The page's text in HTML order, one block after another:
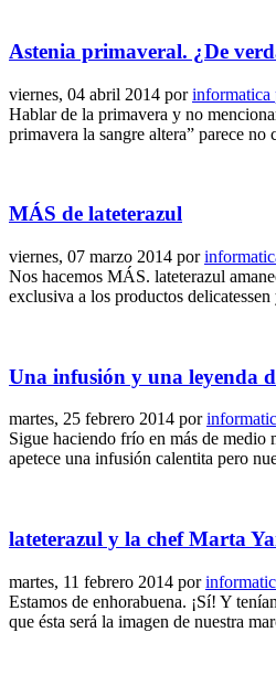
Astenia primaveral. ¿De
viernes, 04 abril 2014 porinformatica
Hablar de la primavera y no
primavera la sangre altera” parece
MÁS de lateterazul
viernes, 07 marzo 2014 por
Nos hacemos MÁS. lateterazul
exclusiva a los productos
Una infusión y una leyenda
martes, 25 febrero 2014 por
Sigue haciendo frío en más de medio
apetece una infusión calentita pero
lateterazul y la chef Marta
martes, 11 febrero 2014 por
Estamos de enhorabuena. ¡Sí! Y
que ésta será la imagen de nuestra